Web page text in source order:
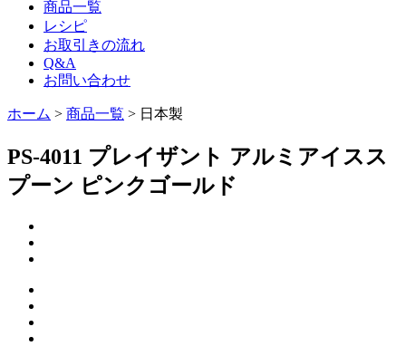
商品一覧
レシピ
お取引きの流れ
Q&A
お問い合わせ
ホーム > 商品一覧 > 日本製
PS-4011 プレイザント アルミアイスス
プーン ピンクゴールド